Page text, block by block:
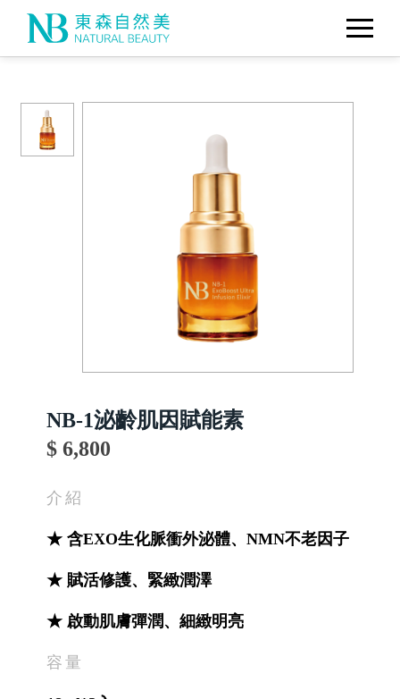
NB-1泌齡肌因賦能素
$ 6,800
介紹
★ 含EXO生化脈衝外泌體、NMN不老因子
★ 賦活修護、緊緻潤澤
★ 啟動肌膚彈潤、細緻明亮
容量